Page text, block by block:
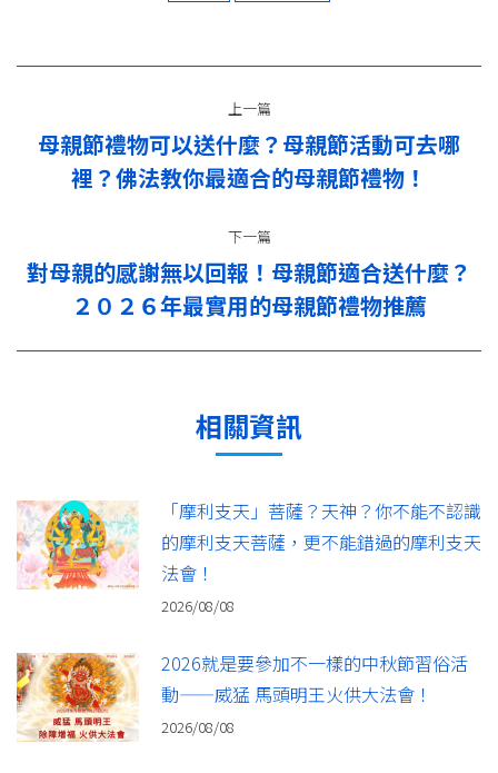
章
上一篇
上
一
母親節禮物可以送什麼？母親節活動可去哪
裡？佛法教你最適合的母親節禮物！
下一篇
下
一
篇：
對母親的感謝無以回報！母親節適合送什麼？
２０２６年最實用的母親節禮物推薦
相關資訊
「摩利支天」菩薩？天神？你不能不認識
的摩利支天菩薩，更不能錯過的摩利支天
法會！
2026/08/08
2026就是要參加不一樣的中秋節習俗活
動——威猛 馬頭明王火供大法會！
2026/08/08